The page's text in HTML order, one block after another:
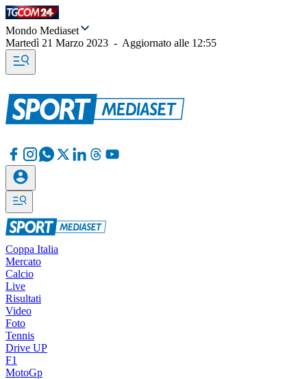
Mondo Mediaset
Martedì 21 Marzo 2023 - Aggiornato alle 12:55
Coppa Italia
Mercato
Calcio
Live
Risultati
Video
Foto
Tennis
Drive UP
F1
MotoGp